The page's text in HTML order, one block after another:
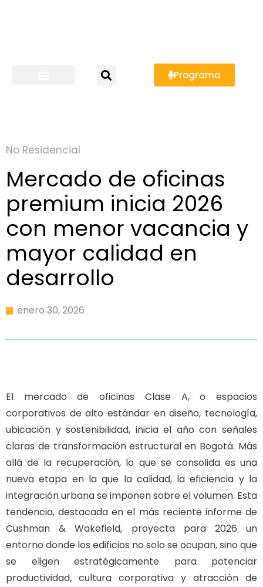
Programa
No Residencial
Mercado de oficinas
premium inicia 2026
con menor vacancia y
mayor calidad en
desarrollo
enero 30, 2026
El mercado de oficinas Clase A, o espacios
corporativos de alto estándar en diseño, tecnología,
ubicación y sostenibilidad, inicia el año con señales
claras de transformación estructural en Bogotá. Más
allá de la recuperación, lo que se consolida es una
nueva etapa en la que la calidad, la eficiencia y la
integración urbana se imponen sobre el volumen. Esta
tendencia, destacada en el más reciente informe de
Cushman & Wakefield, proyecta para 2026 un
entorno donde los edificios no solo se ocupan, sino que
se eligen estratégicamente para potenciar
productividad, cultura corporativa y atracción de